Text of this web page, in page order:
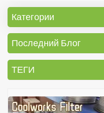
Категории
Последний Блог
ТЕГИ